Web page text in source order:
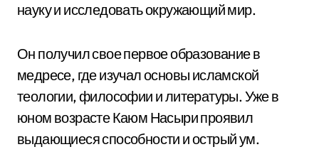
науку и исследовать окружающий мир.
Он получил свое первое образование в
медресе, где изучал основы исламской
теологии, философии и литературы. Уже в
юном возрасте Каюм Насыри проявил
выдающиеся способности и острый ум.